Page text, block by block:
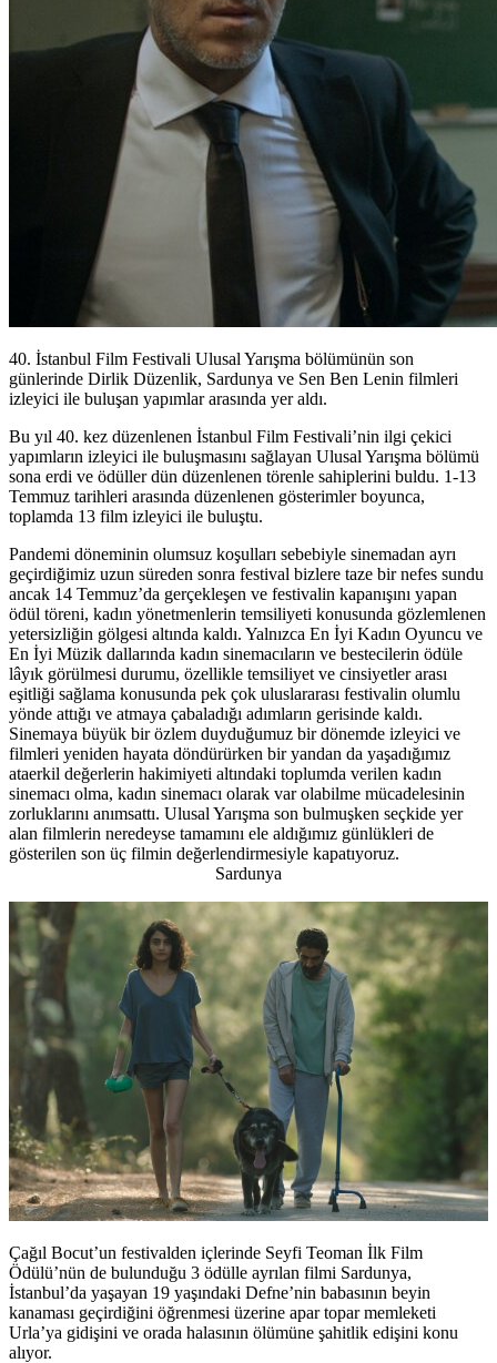
40. İstanbul Film Festivali Ulusal Yarışma bölümünün son
günlerinde Dirlik Düzenlik, Sardunya ve Sen Ben Lenin filmleri
izleyici ile buluşan yapımlar arasında yer aldı.
Bu yıl 40. kez düzenlenen İstanbul Film Festivali’nin ilgi çekici
yapımların izleyici ile buluşmasını sağlayan Ulusal Yarışma bölümü
sona erdi ve ödüller dün düzenlenen törenle sahiplerini buldu. 1-13
Temmuz tarihleri arasında düzenlenen gösterimler boyunca,
toplamda 13 film izleyici ile buluştu.
Pandemi döneminin olumsuz koşulları sebebiyle sinemadan ayrı
geçirdiğimiz uzun süreden sonra festival bizlere taze bir nefes sundu
ancak 14 Temmuz’da gerçekleşen ve festivalin kapanışını yapan
ödül töreni, kadın yönetmenlerin temsiliyeti konusunda gözlemlenen
yetersizliğin gölgesi altında kaldı. Yalnızca En İyi Kadın Oyuncu ve
En İyi Müzik dallarında kadın sinemacıların ve bestecilerin ödüle
lâyık görülmesi durumu, özellikle temsiliyet ve cinsiyetler arası
eşitliği sağlama konusunda pek çok uluslararası festivalin olumlu
yönde attığı ve atmaya çabaladığı adımların gerisinde kaldı.
Sinemaya büyük bir özlem duyduğumuz bir dönemde izleyici ve
filmleri yeniden hayata döndürürken bir yandan da yaşadığımız
ataerkil değerlerin hakimiyeti altındaki toplumda verilen kadın
sinemacı olma, kadın sinemacı olarak var olabilme mücadelesinin
zorluklarını anımsattı. Ulusal Yarışma son bulmuşken seçkide yer
alan filmlerin neredeyse tamamını ele aldığımız günlükleri de
gösterilen son üç filmin değerlendirmesiyle kapatıyoruz.
Sardunya
Çağıl Bocut’un festivalden içlerinde Seyfi Teoman İlk Film
Ödülü’nün de bulunduğu 3 ödülle ayrılan filmi Sardunya,
İstanbul’da yaşayan 19 yaşındaki Defne’nin babasının beyin
kanaması geçirdiğini öğrenmesi üzerine apar topar memleketi
Urla’ya gidişini ve orada halasının ölümüne şahitlik edişini konu
alıyor.